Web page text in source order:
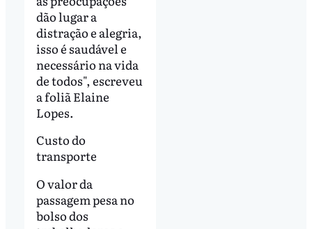
dão lugar a
distração e alegria,
isso é saudável e
necessário na vida
de todos", escreveu
a foliã Elaine
Lopes.
Custo do
transporte
O valor da
passagem pesa no
bolso dos